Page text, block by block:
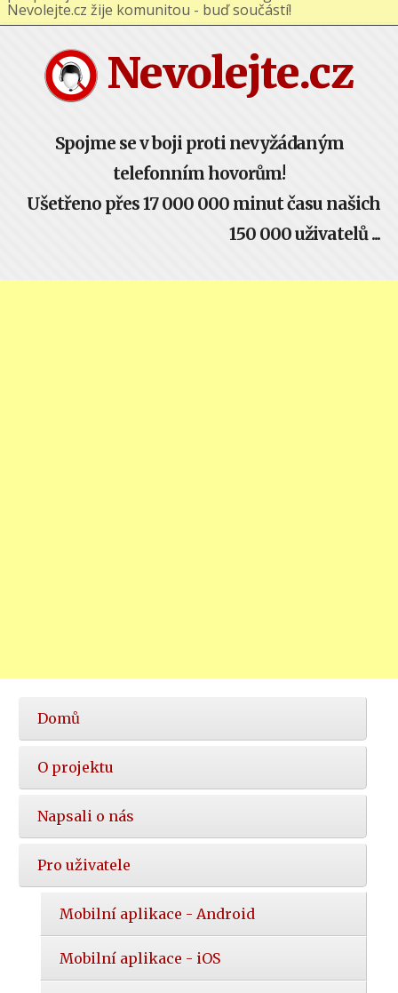
Nevolejte.cz
Spojme se v boji proti nevyžádaným
telefonním hovorům!
Ušetřeno přes 17 000 000 minut času našich
150 000 uživatelů ...
Hlavní
nabídka
Domů
O projektu
Napsali o nás
Pro uživatele
Mobilní aplikace - Android
Mobilní aplikace - iOS
Nevolejte.cz žije komunitou - buď součástí!